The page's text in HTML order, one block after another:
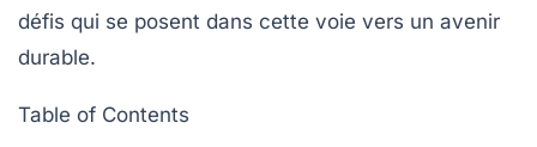
défis qui se posent dans cette voie vers un avenir
durable.
Table of Contents